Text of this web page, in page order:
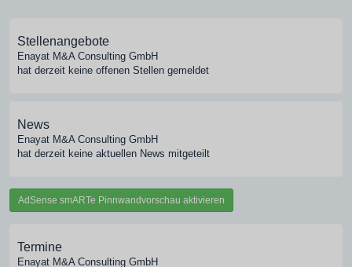
Stellenangebote
Enayat M&A Consulting GmbH
hat derzeit keine offenen Stellen gemeldet
News
Enayat M&A Consulting GmbH
hat derzeit keine aktuellen News mitgeteilt
AdSense smARTe Pinnwandvorschau aktivieren
Termine
Enayat M&A Consulting GmbH